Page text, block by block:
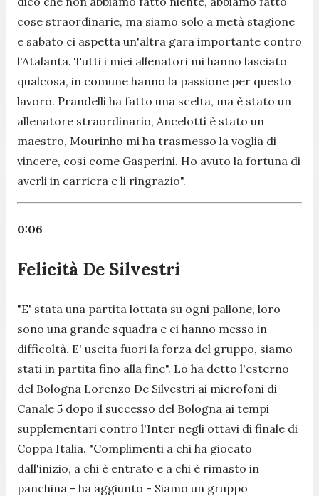
cose straordinarie, ma siamo solo a metà stagione
e sabato ci aspetta un'altra gara importante contro
l'Atalanta. Tutti i miei allenatori mi hanno lasciato
qualcosa, in comune hanno la passione per questo
lavoro. Prandelli ha fatto una scelta, ma è stato un
allenatore straordinario, Ancelotti è stato un
maestro, Mourinho mi ha trasmesso la voglia di
vincere, così come Gasperini. Ho avuto la fortuna di
averli in carriera e li ringrazio".
0:06
Felicità De Silvestri
"E' stata una partita lottata su ogni pallone, loro
sono una grande squadra e ci hanno messo in
difficoltà. E' uscita fuori la forza del gruppo, siamo
stati in partita fino alla fine". Lo ha detto l'esterno
del Bologna Lorenzo De Silvestri ai microfoni di
Canale 5 dopo il successo del Bologna ai tempi
supplementari contro l'Inter negli ottavi di finale di
Coppa Italia. "Complimenti a chi ha giocato
dall'inizio, a chi è entrato e a chi è rimasto in
panchina - ha aggiunto - Siamo un gruppo